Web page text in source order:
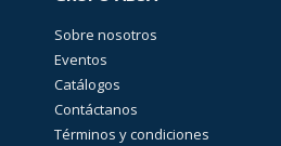
Sobre nosotros
Eventos
Catálogos
Contáctanos
Términos y condiciones